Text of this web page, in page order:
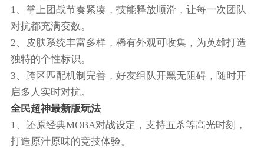
1、掌上团战节奏紧凑，技能释放顺滑，让每一次团队
对抗都充满变数。
2、皮肤系统丰富多样，稀有外观可收集，为英雄打造
独特的个性标识。
3、跨区匹配机制完善，好友组队开黑无阻碍，随时开
启多人实时对抗。
全民超神最新版玩法
1、还原经典MOBA对战设定，支持五杀等高光时刻，
打造原汁原味的竞技体验。